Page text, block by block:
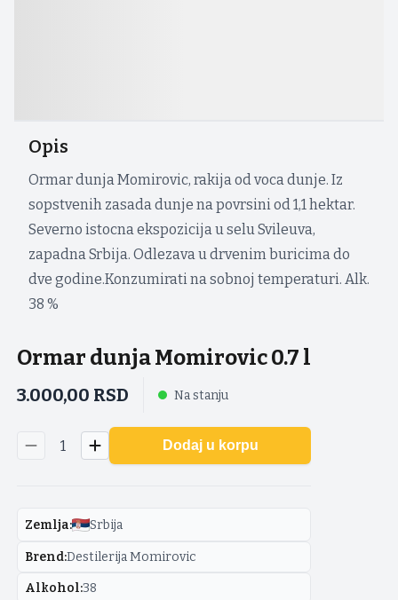
Opis
Ormar dunja Momirovic, rakija od voca dunje. Iz
sopstvenih zasada dunje na povrsini od 1,1 hektar.
Severno istocna ekspozicija u selu Svileuva,
zapadna Srbija. Odlezava u drvenim buricima do
dve godine.Konzumirati na sobnoj temperaturi. Alk.
38 %
Ormar dunja Momirovic 0.7 l
3.000,00 RSD Na stanju
1 Dodaj u korpu
Zemlja: Srbija
Brend:Destilerija Momirovic
Alkohol:38